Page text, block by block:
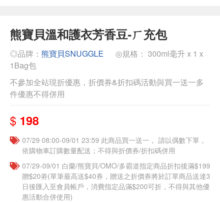
熊寶貝溫和護衣芳香豆-ㄏ充包
◎品牌： 熊寶貝SNUGGLE
◎規格： 300ml毫升 x 1 x
1Bag包
不參加全站現折優惠，折價券&折扣碼活動與買一送一多
件優惠不得併用
$ 198
07/29 08:00-09/01 23:59 此商品買一送一， 請以偶數下單，
依購物車訂購數量配送；不得與折價券/折扣碼併用
07/29-09/01 白蘭/熊寶貝/OMO/多霸道指定商品折扣後滿$199
贈$20劵(單筆最高送$40券，贈送之折價券將於訂單商品送達3
日後匯入至會員帳戶，消費指定品滿$200可折，不得與其他優
惠活動合併使用)